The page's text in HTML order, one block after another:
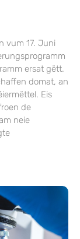
vum 17. Juni
ersat gëtt.
domat, an
Eis
de
neie